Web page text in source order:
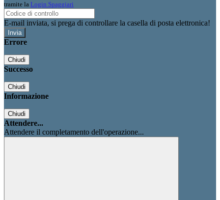
tramite la Login Spaggiari
E-mail inviata, si prega di controllare la casella di posta elettronica!
Errore
Chiudi
Successo
Chiudi
Informazione
Chiudi
Attendere...
Attendere il completamento dell'operazione...